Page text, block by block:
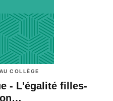
COLLÈGE
- L'égalité filles-